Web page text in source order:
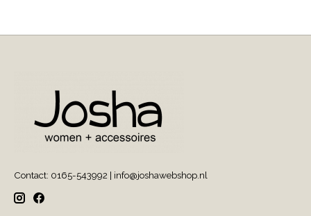
Contact: 0165-543992 | info@joshawebshop.nl